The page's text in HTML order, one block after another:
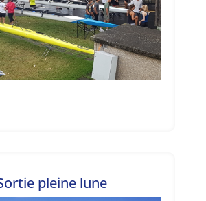
pleine lune